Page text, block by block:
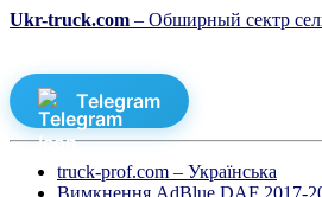
Ukr-truck.com – Обширный сектр
Telegram
truck-prof.com – Українська
Вимкнення AdBlue DAF 2017-